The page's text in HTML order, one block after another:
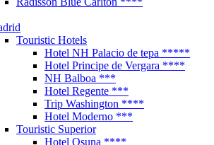
Touristic Hotels
Hotel NH Palacio de tepa *****
Hotel Principe de Vergara ****
NH Balboa ***
Hotel Regente ***
Trip Washington ****
Hotel Moderno ***
Touristic Superior
Hotel Osuna ****